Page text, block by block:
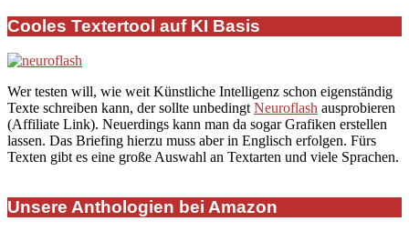
Cooles Textertool auf KI Basis
Wer testen will, wie weit Künstliche Intelligenz schon eigenständig
Texte schreiben kann, der sollte unbedingt Neuroflash ausprobieren
(Affiliate Link). Neuerdings kann man da sogar Grafiken erstellen
lassen. Das Briefing hierzu muss aber in Englisch erfolgen. Fürs
Texten gibt es eine große Auswahl an Textarten und viele Sprachen.
Unsere Anthologien bei Amazon